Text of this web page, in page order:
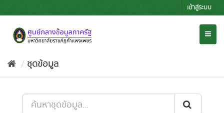
to
เข้าสู่ระบบ
ชุดข้อมูล